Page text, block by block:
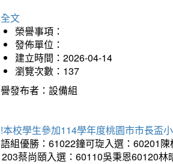
文
榮譽事項：
發佈單位：
建立時間：2026-04-14
瀏覽次數：137
發布者：設備組
本校學生參加114學年度桃園市市長盃
組優勝：61022鐘可琁入選：60201
蔡尚頤入選：60110吳秉恩60120